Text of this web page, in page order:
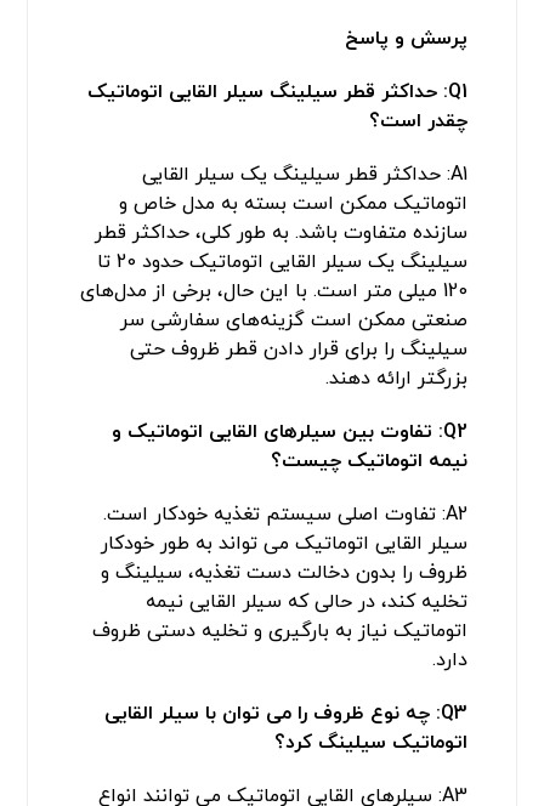
پرسش و پاسخ
Q1: حداکثر قطر سیلینگ سیلر القایی اتوماتیک
چقدر است؟
A1: حداکثر قطر سیلینگ یک سیلر القایی
اتوماتیک ممکن است بسته به مدل خاص و
سازنده متفاوت باشد. به طور کلی، حداکثر قطر
سیلینگ یک سیلر القایی اتوماتیک حدود 20 تا
120 میلی متر است. با این حال، برخی از مدل‌های
صنعتی ممکن است گزینه‌های سفارشی سر
سیلینگ را برای قرار دادن قطر ظروف حتی
بزرگتر ارائه دهند.
Q2: تفاوت بین سیلرهای القایی اتوماتیک و
نیمه اتوماتیک چیست؟
A2: تفاوت اصلی سیستم تغذیه خودکار است.
سیلر القایی اتوماتیک می تواند به طور خودکار
ظروف را بدون دخالت دست تغذیه، سیلینگ و
تخلیه کند، در حالی که سیلر القایی نیمه
اتوماتیک نیاز به بارگیری و تخلیه دستی ظروف
دارد.
Q3: چه نوع ظروف را می توان با سیلر القایی
اتوماتیک سیلینگ کرد؟
A3: سیلرهای القایی اتوماتیک می توانند انواع